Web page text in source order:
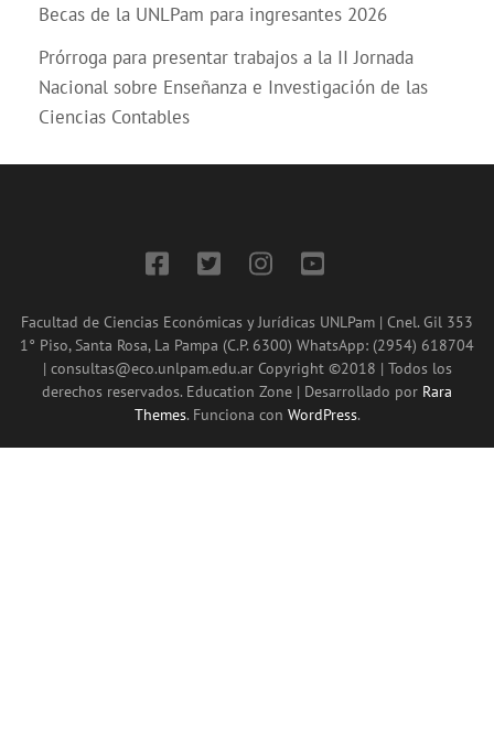
Becas de la UNLPam para ingresantes 2026
Prórroga para presentar trabajos a la II Jornada
Nacional sobre Enseñanza e Investigación de las
Ciencias Contables
Facultad de Ciencias Económicas y Jurídicas UNLPam | Cnel. Gil 353
1° Piso, Santa Rosa, La Pampa (C.P. 6300) WhatsApp: (2954) 618704
| consultas@eco.unlpam.edu.ar Copyright ©2018 | Todos los
derechos reservados. Education Zone | Desarrollado por Rara
Themes. Funciona con WordPress.